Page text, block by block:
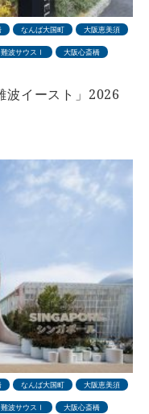
なんば大国町 大阪恵美須
難波サウスⅠ 大阪心斎橋
波イースト」2026
なんば大国町 大阪恵美須
難波サウスⅠ 大阪心斎橋